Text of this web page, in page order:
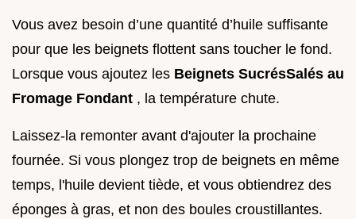
Vous avez besoin d’une quantité d’huile suffisante
pour que les beignets flottent sans toucher le fond.
Lorsque vous ajoutez les Beignets SucrésSalés au
Fromage Fondant , la température chute.
Laissez-la remonter avant d'ajouter la prochaine
fournée. Si vous plongez trop de beignets en même
temps, l'huile devient tiède, et vous obtiendrez des
éponges à gras, et non des boules croustillantes.